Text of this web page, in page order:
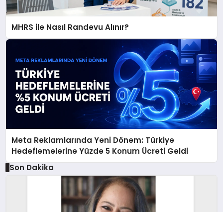
MHRS ile Nasıl Randevu Alınır?
Meta Reklamlarında Yeni Dönem: Türkiye
Hedeflemelerine Yüzde 5 Konum Ücreti Geldi
Son Dakika